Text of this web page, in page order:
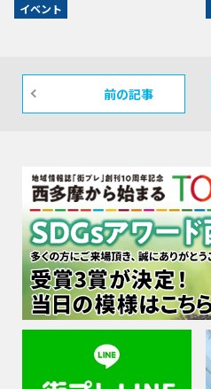
イベント
前の記事